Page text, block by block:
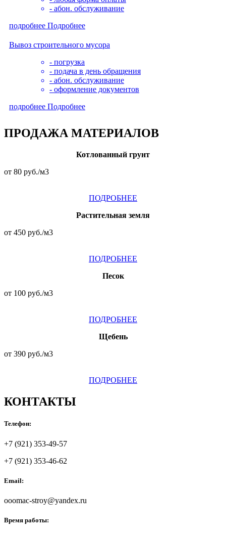
- абон. обслуживание
подробнее Подробнее
Вывоз строительного мусора
- погрузка
- подача в день обращения
- абон. обслуживание
- оформление документов
подробнее Подробнее
ПРОДАЖАМАТЕРИАЛОВ
Котлованный грунт
от 80 руб./м3
ПОДРОБНЕЕ
Растительная земля
от 450 руб./м3
ПОДРОБНЕЕ
Песок
от 100 руб./м3
ПОДРОБНЕЕ
Щебень
от 390 руб./м3
ПОДРОБНЕЕ
КОНТАКТЫ
Телефон:
+7 (921) 353-49-57
+7 (921) 353-46-62
Email:
ooomac-stroy@yandex.ru
Время работы: